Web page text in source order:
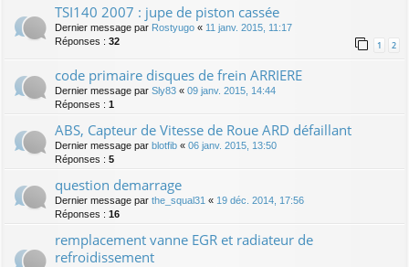
TSI140 2007 : jupe de piston cassée
Dernier message par Rostyugo « 11 janv. 2015, 11:17
Réponses : 32 1 2
code primaire disques de frein ARRIERE
Dernier message par Sly83 « 09 janv. 2015, 14:44
Réponses : 1
ABS, Capteur de Vitesse de Roue ARD défaillant
Dernier message par blotfib « 06 janv. 2015, 13:50
Réponses : 5
question demarrage
Dernier message par the_squal31 « 19 déc. 2014, 17:56
Réponses : 16
remplacement vanne EGR et radiateur de
refroidissement